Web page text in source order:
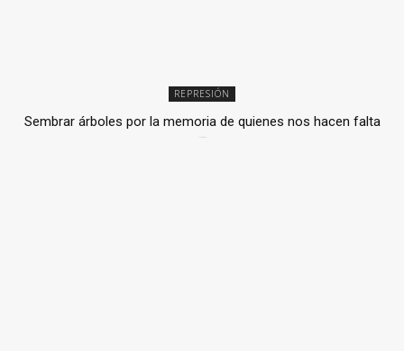
REPRESIÓN
Sembrar árboles por la memoria de quienes nos hacen falta